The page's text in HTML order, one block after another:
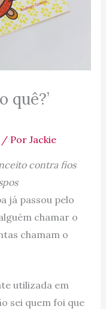
quê?’
/ Por Jackie
contra fios
já passou pelo
chamar o
chamam o
utilizada em
sei quem foi que